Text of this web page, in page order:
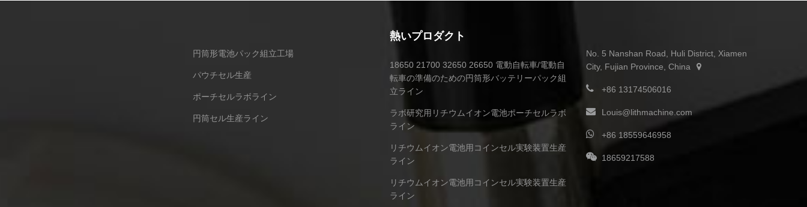
円筒形電池パック組立工場
パウチセル生産
ポーチセルラボライン
円筒セル生産ライン
熱いプロダクト
18650 21700 32650 26650 電動自転車/電動自
転車の準備のための円筒形バッテリーパック組
立ライン
ラボ研究用リチウムイオン電池ポーチセルラボ
ライン
リチウムイオン電池用コインセル実験装置生産
ライン
リチウムイオン電池用コインセル実験装置生産
ライン
No. 5 Nanshan Road, Huli District, Xiamen
City, Fujian Province, China
+86 13174506016
Louis@lithmachine.com
+86 18559646958
18659217588